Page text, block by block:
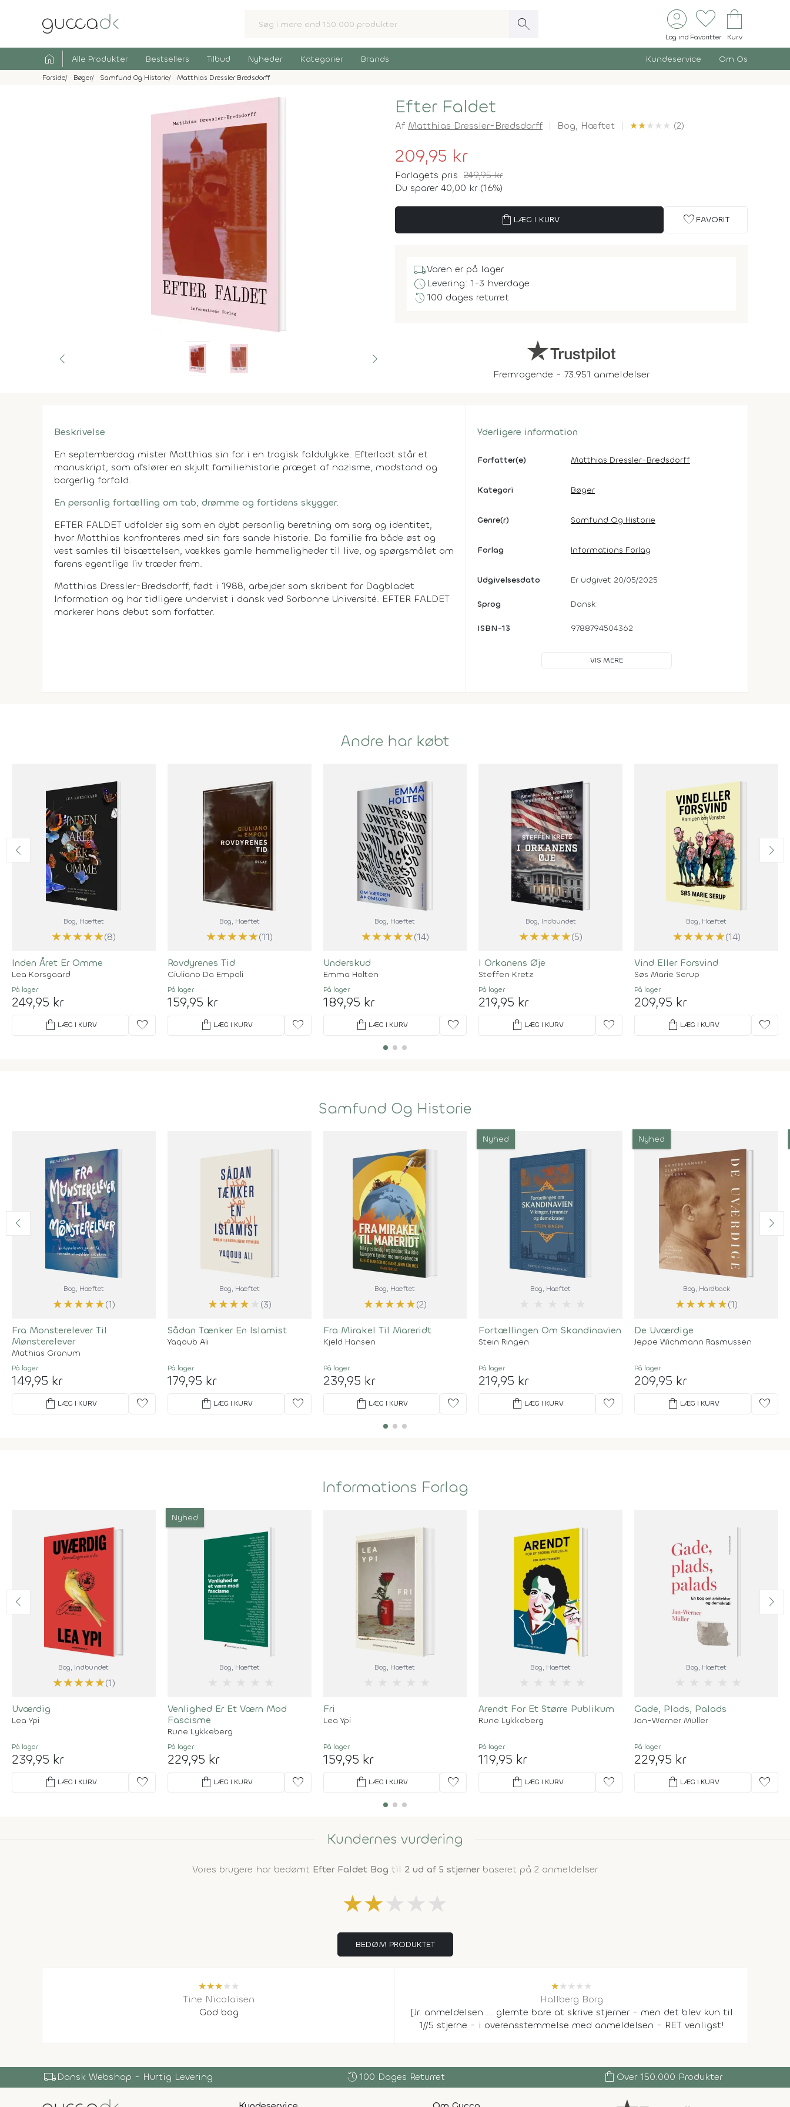
search account_circle
Log ind
favorite
Favoritter
shopping_bag
Kurv
home Alle Produkter Bestsellers Tilbud Nyheder Kategorier Brands Kundeservice Om Os
Forside Bøger Samfund Og Historie Matthias Dressler Bredsdorff
Efter Faldet
Af Matthias Dressler-Bredsdorff Bog, Hæftet ★★★★★ (2)
209,95 kr
Forlagets pris 249,95 kr
Du sparer 40,00 kr (16%)
shopping_bag LÆG I KURV favorite FAVORIT
local_shippingVaren er på lager
scheduleLevering: 1-3 hverdage
history100 dages returret
Fremragende - 73.951 anmeldelser
Beskrivelse
En septemberdag mister Matthias sin far i en tragisk faldulykke. Efterladt står et
manuskript, som afslører en skjult familiehistorie præget af nazisme, modstand og
borgerlig forfald.
En personlig fortælling om tab, drømme og fortidens skygger.
EFTER FALDET udfolder sig som en dybt personlig beretning om sorg og identitet,
hvor Matthias konfronteres med sin fars sande historie. Da familie fra både øst og
vest samles til bisættelsen, vækkes gamle hemmeligheder til live, og spørgsmålet om
farens egentlige liv træder frem.
Matthias Dressler-Bredsdorff, født i 1988, arbejder som skribent for Dagbladet
Information og har tidligere undervist i dansk ved Sorbonne Université. EFTER FALDET
markerer hans debut som forfatter.
Yderligere information
Forfatter(e) Matthias Dressler-Bredsdorff
Kategori Bøger
Genre(r) Samfund Og Historie
Forlag Informations Forlag
Udgivelsesdato Er udgivet 20/05/2025
Sprog Dansk
ISBN-13 9788794504362
VIS MERE
Andre har købt
Bog, Hæftet
★★★★★(8)
Inden Året Er Omme
Lea Korsgaard
På lager
249,95 kr
shopping_bag LÆG I KURV favorite
Bog, Hæftet
★★★★★(11)
Rovdyrenes Tid
Giuliano Da Empoli
På lager
159,95 kr
shopping_bag LÆG I KURV favorite
Bog, Hæftet
★★★★★(14)
Underskud
Emma Holten
På lager
189,95 kr
shopping_bag LÆG I KURV favorite
Bog, Indbundet
★★★★★(5)
I Orkanens Øje
Steffen Kretz
På lager
219,95 kr
shopping_bag LÆG I KURV favorite
Bog, Hæftet
★★★★★(14)
Vind Eller Forsvind
Søs Marie Serup
På lager
209,95 kr
shopping_bag LÆG I KURV favorite
Samfund Og Historie
Bog, Hæftet
★★★★★(1)
Fra Monsterelever Til
Mønsterelever
Mathias Granum
På lager
149,95 kr
shopping_bag LÆG I KURV favorite
Bog, Hæftet
★★★★ (3)
Sådan Tænker En Islamist
Yaqoub Ali
På lager
179,95 kr
shopping_bag LÆG I KURV favorite
Bog, Hæftet
★★★★★(2)
Fra Mirakel Til Mareridt
Kjeld Hansen
På lager
239,95 kr
shopping_bag LÆG I KURV favorite
Nyhed
Bog, Hæftet
Fortællingen Om Skandinavien
Stein Ringen
På lager
219,95 kr
shopping_bag LÆG I KURV favorite
Nyhed
Bog, Hardback
★★★★★(1)
De Uværdige
Jeppe Wichmann Rasmussen
På lager
209,95 kr
shopping_bag LÆG I KURV favorite
Informations Forlag
Bog, Indbundet
★★★★★(1)
Uværdig
Lea Ypi
På lager
239,95 kr
shopping_bag LÆG I KURV favorite
Nyhed
Bog, Hæftet
Venlighed Er Et Værn Mod
Fascisme
Rune Lykkeberg
På lager
229,95 kr
shopping_bag LÆG I KURV favorite
Bog, Hæftet
Fri
Lea Ypi
På lager
159,95 kr
shopping_bag LÆG I KURV favorite
Bog, Hæftet
Arendt For Et Større Publikum
Rune Lykkeberg
På lager
119,95 kr
shopping_bag LÆG I KURV favorite
Bog, Hæftet
Gade, Plads, Palads
Jan-Werner Müller
På lager
229,95 kr
shopping_bag LÆG I KURV favorite
Kundernes vurdering
Vores brugere har bedømt Efter Faldet Bog til 2 ud af 5 stjernerbaseret på 2 anmeldelser
★★★★★
BEDØM PRODUKTET
★★★★★
Tine Nicolaisen
God bog
★★★★★
Hallberg Borg
[Jr. anmeldelsen ... glemte bare at skrive stjerner - men det blev kun til
1//5 stjerne - i overensstemmelse med anmeldelsen - RET venligst!
history 100 Dages Returret
local_shippingDansk Webshop - Hurtig Levering shopping_bag Over 150.000 Produkter